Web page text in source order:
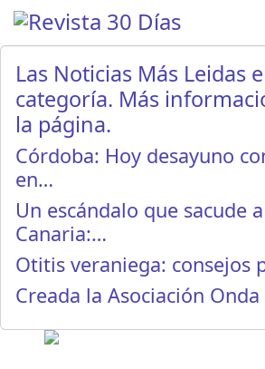
Las Noticias Más Leidas
categoría. Más
la página.
Córdoba: Hoy desayuno
en…
Un escándalo que sacude
Canaria:…
Otitis veraniega: consejos
Creada la Asociación